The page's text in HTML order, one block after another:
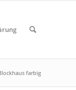
farbig